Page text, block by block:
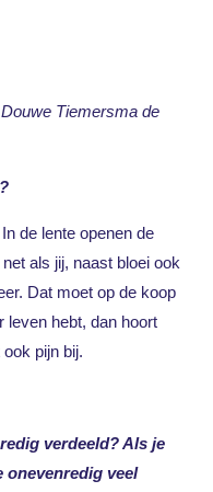
Tiemersma de
de lente openen de
als jij, naast bloei ook
Dat moet op de koop
leven hebt, dan hoort
pijn bij.
verdeeld? Als je
onevenredig veel